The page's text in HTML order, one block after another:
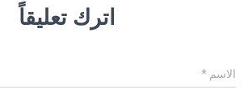
اترك تعليقاً
الاسم *